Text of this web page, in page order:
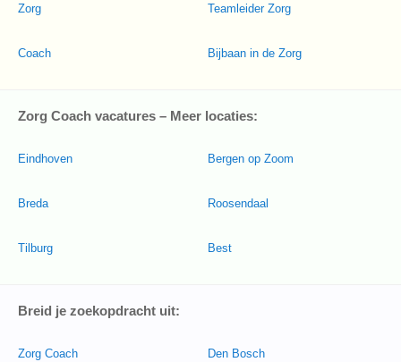
Zorg
Coach
Teamleider Zorg
Bijbaan in de Zorg
Zorg Coach vacatures – Meer locaties:
Eindhoven
Breda
Tilburg
Bergen op Zoom
Roosendaal
Best
Breid je zoekopdracht uit:
Zorg Coach Den Bosch